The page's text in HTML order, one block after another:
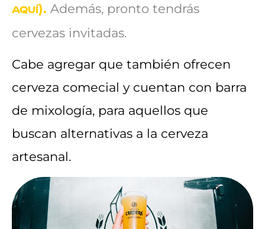
AQUÍ). Además, pronto tendrás
cervezas invitadas.
Cabe agregar que también ofrecen
cerveza comecial y cuentan con barra
de mixología, para aquellos que
buscan alternativas a la cerveza
artesanal.